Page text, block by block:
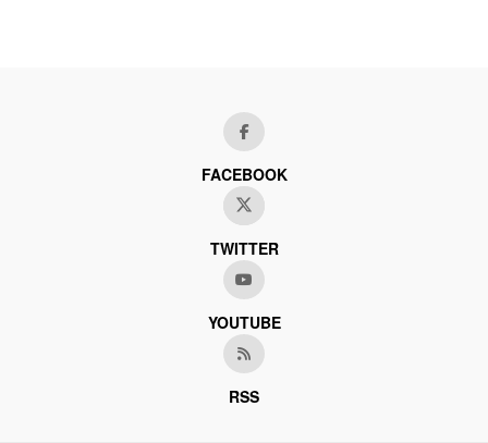
FACEBOOK
TWITTER
YOUTUBE
RSS